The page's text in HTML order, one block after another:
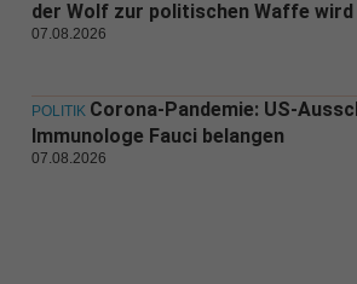
der Wolf zur politischen Waffe wird
07.08.2026
POLITIK Corona-Pandemie: US-
Immunologe Fauci belangen
07.08.2026